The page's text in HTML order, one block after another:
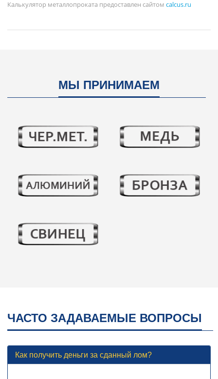
Калькулятор металлопроката предоставлен сайтом calcus.ru
МЫ ПРИНИМАЕМ
ЧАСТО ЗАДАВАЕМЫЕ ВОПРОСЫ
Как получить деньги за сданный лом?